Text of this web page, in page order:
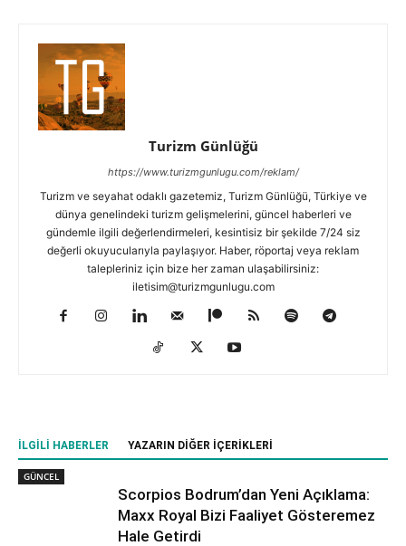
Turizm Günlüğü
https://www.turizmgunlugu.com/reklam/
Turizm ve seyahat odaklı gazetemiz, Turizm Günlüğü, Türkiye ve
dünya genelindeki turizm gelişmelerini, güncel haberleri ve
gündemle ilgili değerlendirmeleri, kesintisiz bir şekilde 7/24 siz
değerli okuyucularıyla paylaşıyor. Haber, röportaj veya reklam
talepleriniz için bize her zaman ulaşabilirsiniz:
iletisim@turizmgunlugu.com
İLGILI HABERLER YAZARIN DIĞER İÇERIKLERI
GÜNCEL
Scorpios Bodrum’dan Yeni Açıklama:
Maxx Royal Bizi Faaliyet Gösteremez
Hale Getirdi